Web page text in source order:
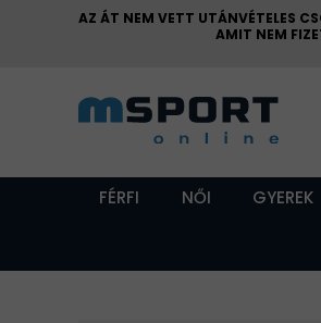
AZ ÁT NEM VETT UTÁNVÉTELES
AMIT NEM
FÉRFI NŐI GYEREK